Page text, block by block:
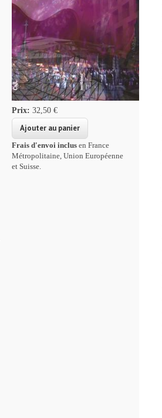
Prix:32,50 €
Frais d'envoi inclus en France
Métropolitaine, Union Européenne
et Suisse.